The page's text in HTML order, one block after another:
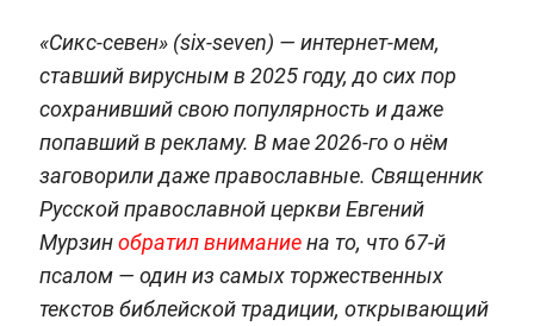
«Сикс-севен» (six‑seven) — интернет-мем,
ставший вирусным в 2025 году, до сих пор
сохранивший свою популярность и даже
попавший в рекламу. В мае 2026-го о нём
заговорили даже православные. Священник
Русской православной церкви Евгений
Мурзинобратил вниманиена то, что 67-й
псалом — один из самых торжественных
текстов библейской традиции, открывающий